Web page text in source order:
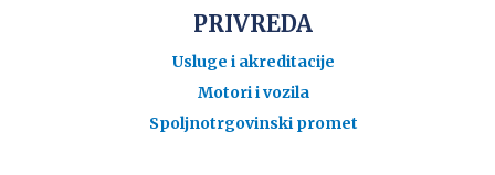
PRIVREDA
Usluge i akreditacije
Motori i vozila
Spoljnotrgovinski promet